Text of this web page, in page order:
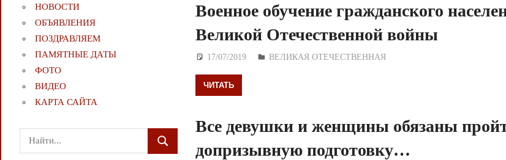
Военное обучение гражданского
Великой Отечественной войны
17/07/2019 Дежурный по Редакции
ВЕЛИКАЯ ОТЕЧЕСТВЕННАЯ
ЧИТАТЬ
Все девушки и женщины обязаны
допризывную подготовку…
НОВОСТИ
ОБЪЯВЛЕНИЯ
ПОЗДРАВЛЯЕМ
ПАМЯТНЫЕ ДАТЫ
ФОТО
ВИДЕО
КАРТА САЙТА
Поиск
для:
ПОИСК